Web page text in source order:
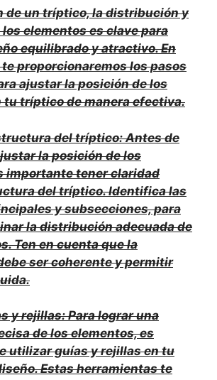
de un tríptico, la distribución y
elementos es clave para
equilibrado y atractivo. En
proporcionaremos los pasos
ajustar la posición de los
tu tríptico de manera efectiva.
del tríptico: Antes de
la posición de los
importante tener claridad
del tríptico. Identifica las
y subsecciones, para
la distribución adecuada de
Ten en cuenta que la
ser coherente y permitir
y rejillas: Para lograr una
de los elementos, es
utilizar guías y rejillas en tu
Estas herramientas te